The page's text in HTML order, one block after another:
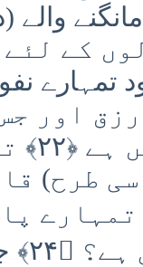
والوں کے
ہیں ﴿۲۰﴾ اور
تمہارا
سے وعدہ
طرح)
کرتے ہو ﴿۲۳﴾
کے